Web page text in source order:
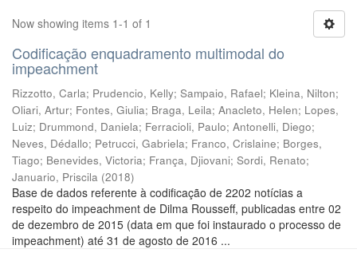
Now showing items 1-1 of 1
Codificação enquadramento multimodal do
impeachment
Rizzotto, Carla; Prudencio, Kelly; Sampaio, Rafael; Kleina, Nilton;
Oliari, Artur; Fontes, Giulia; Braga, Leila; Anacleto, Helen; Lopes,
Luiz; Drummond, Daniela; Ferracioli, Paulo; Antonelli, Diego;
Neves, Dédallo; Petrucci, Gabriela; Franco, Crislaine; Borges,
Tiago; Benevides, Victoria; França, Djiovani; Sordi, Renato;
Januario, Priscila (2018)
Base de dados referente à codificação de 2202 notícias a
respeito do impeachment de Dilma Rousseff, publicadas entre 02
de dezembro de 2015 (data em que foi instaurado o processo de
impeachment) até 31 de agosto de 2016 ...